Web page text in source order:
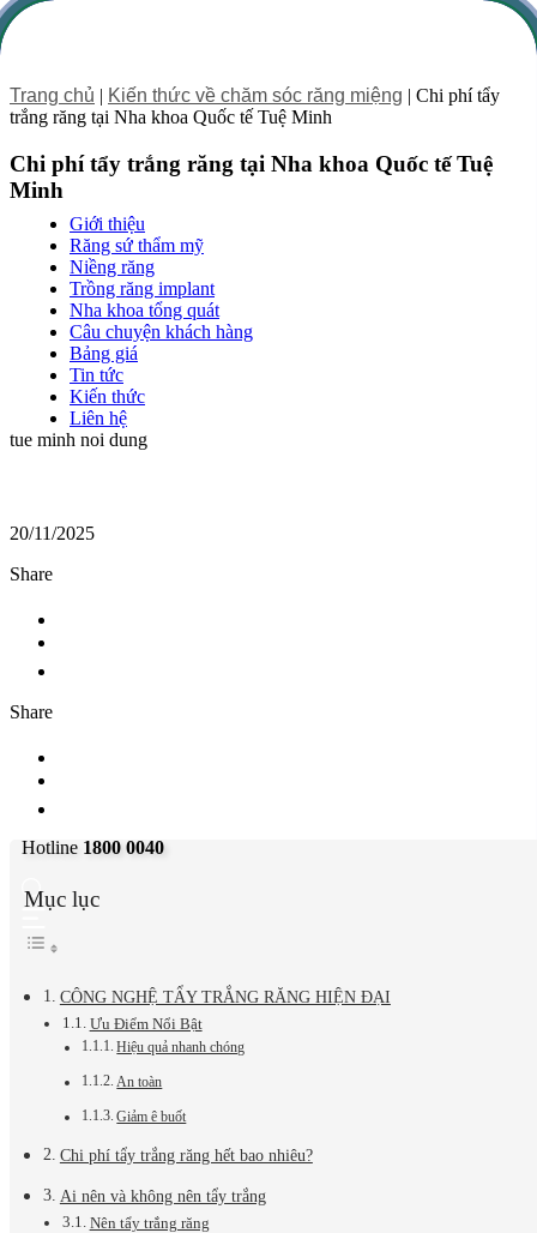
Giới thiệu
Răng sứ thẩm mỹ
Niềng răng
Trồng răng implant
Nha khoa tổng quát
Câu chuyện khách hàng
Bảng giá
Tin tức
Kiến thức
Liên hệ
Hotline 1800 0040
Trang chủ | Kiến thức về chăm sóc răng miệng | Chi phí tẩy
trắng răng tại Nha khoa Quốc tế Tuệ Minh
Chi phí tẩy trắng răng tại Nha khoa Quốc tế Tuệ
Minh
tue minh noi dung
20/11/2025
Share
Share
Mục lục
CÔNG NGHỆ TẨY TRẮNG RĂNG HIỆN ĐẠI
Ưu Điểm Nổi Bật
Hiệu quả nhanh chóng
An toàn
Giảm ê buốt
Chi phí tẩy trắng răng hết bao nhiêu?
Ai nên và không nên tẩy trắng
Nên tẩy trắng răng